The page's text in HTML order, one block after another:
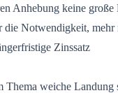
Anhebung keine große
Notwendigkeit,
Zinssatz
weiche Landung